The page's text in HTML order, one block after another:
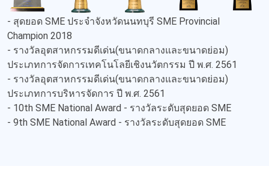
- สุดยอด SME ประจำจังหวัดนนทบุรี SME Provincial
Champion 2018
- รางวัลอุตสาหกรรมดีเด่น(ขนาดกลางและขนาดย่อม)
ประเภทการจัดการเทคโนโลยีเชิงนวัตกรรม ปี พ.ศ. 2561
- รางวัลอุตสาหกรรมดีเด่น(ขนาดกลางและขนาดย่อม)
ประเภทการบริหารจัดการ ปี พ.ศ. 2561
- 10th SME National Award - รางวัลระดับสุดยอด SME
- 9th SME National Award - รางวัลระดับสุดยอด SME